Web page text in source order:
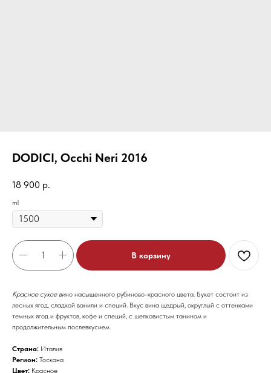
DODICI, Occhi Neri 2016
18 900 р.
ml
В корзину
Красное сухое вино насыщенного рубиново-красного цвета. Букет состоит из
лесных ягод, сладкой ванили и специй. Вкус вина щедрый, округлый с оттенками
темных ягод и фруктов, кофе и специй, с шелковистым танином и
продолжительным послевкусием.
Страна: Италия
Регион: Тоскана
Цвет: Красное